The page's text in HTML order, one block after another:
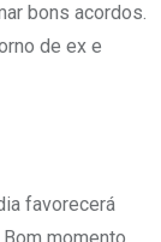
bons acordos.
de ex e
favorecerá